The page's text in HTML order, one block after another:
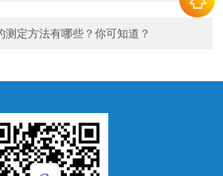
测定方法有哪些？你可知道？